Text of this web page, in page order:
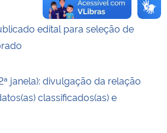
edital para seleção de
janela): divulgação da relação
classificados(as) e